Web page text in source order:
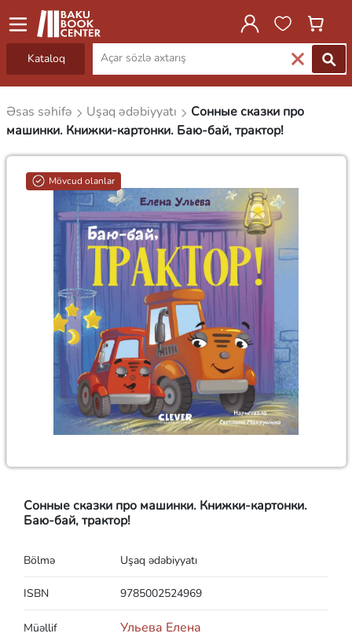
Kataloq
Əsas səhifə Uşaq ədəbiyyatı
Сонные сказки про
машинки. Книжки-картонки. Баю-бай, трактор!
Mövcud olanlar
Сонные сказки про машинки. Книжки-картонки.
Баю-бай, трактор!
Bölmə Uşaq ədəbiyyatı
ISBN 9785002524969
Müəllif Ульева Елена